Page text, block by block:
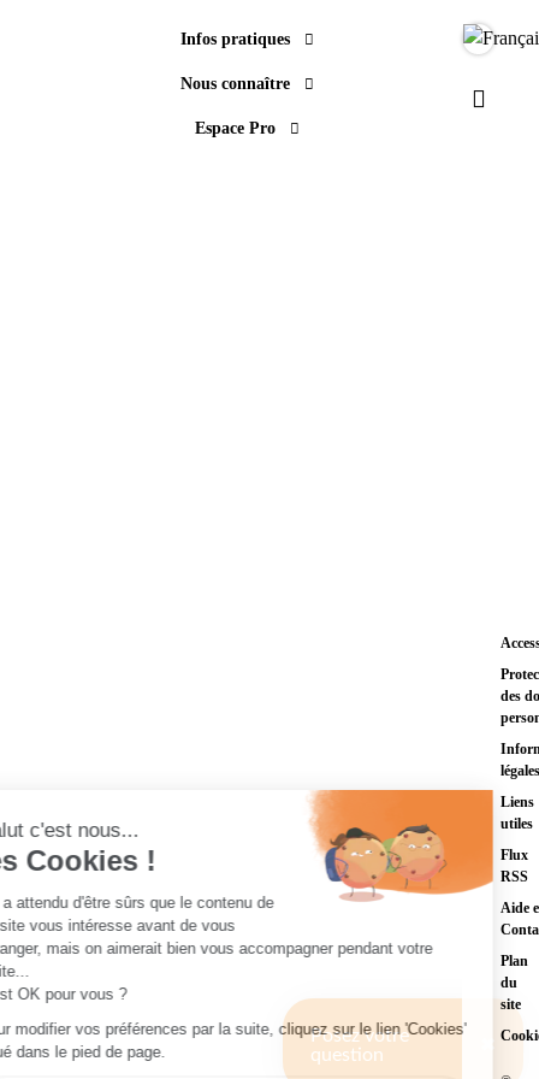
Infos pratiques
Nous connaître
Espace Pro
des
légales
Liens
utiles
Flux
RSS
Aide
Plan
du
site
Posez votre
question